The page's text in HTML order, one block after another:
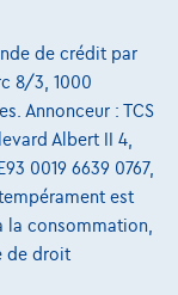
de crédit par
8/3, 1000
Annonceur : TCS
Albert II 4,
0019 6639 0767,
est
la consommation,
de droit